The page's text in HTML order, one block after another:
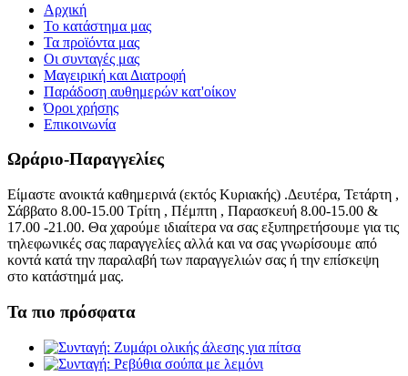
Αρχική
Το κατάστημα μας
Τα προϊόντα μας
Οι συνταγές μας
Μαγειρική και Διατροφή
Παράδοση αυθημερών κατ'οίκον
Όροι χρήσης
Επικοινωνία
Ωράριο-Παραγγελίες
Είμαστε ανοικτά καθημερινά (εκτός Κυριακής) .Δευτέρα, Τετάρτη ,
Σάββατο 8.00-15.00 Τρίτη , Πέμπτη , Παρασκευή 8.00-15.00 &
17.00 -21.00. Θα χαρούμε ιδιαίτερα να σας εξυπηρετήσουμε για τις
τηλεφωνικές σας παραγγελίες αλλά και να σας γνωρίσουμε από
κοντά κατά την παραλαβή των παραγγελιών σας ή την επίσκεψη
στο κατάστημά μας.
Τα πιο πρόσφατα